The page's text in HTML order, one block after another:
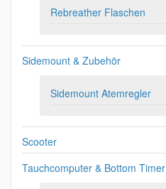
Rebreather Flaschen
Sidemount & Zubehör
Sidemount Atemregler
Scooter
Tauchcomputer & Bottom Timer